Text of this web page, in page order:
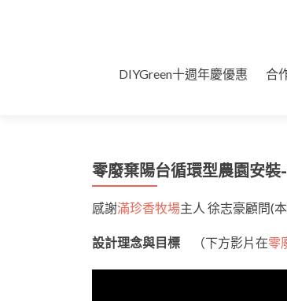
DIYGreen十週年慶優惠 合
零廢棄陽台循環型農園安裝
感謝滿珍香牧場主人 徐志豪顧問(
設計理念與目標 （下方影片在零